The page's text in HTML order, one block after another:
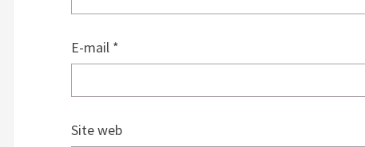
E-mail *
Site web